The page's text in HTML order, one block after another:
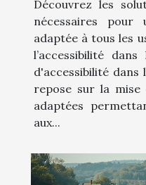
Découvrez les
nécessaires pour
adaptée à tous les
l’accessibilité
d'accessibilité
repose sur la
adaptées
aux...